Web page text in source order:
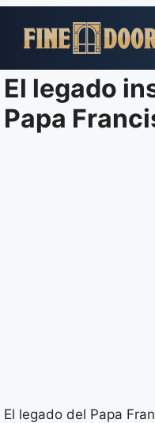
para
conteúdo
El legado
Papa
El legado del Papa